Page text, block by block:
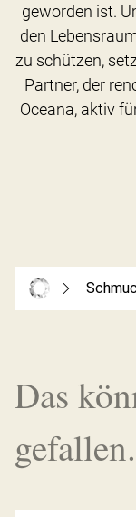
geworden ist.
den
zu schützen,
Partner, der
Das